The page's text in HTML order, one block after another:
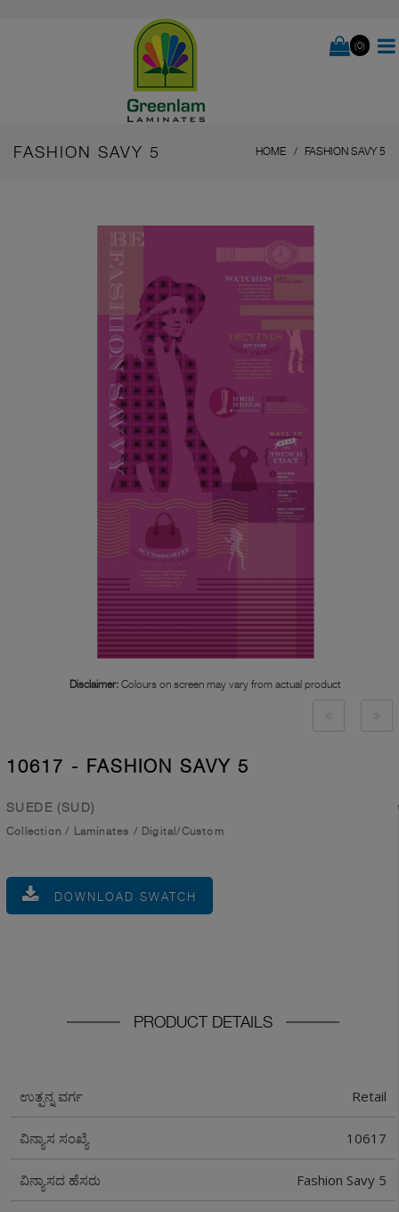
(0)
FASHION SAVY 5 HOME FASHION SAVY 5
Disclaimer: Colours on screen may vary from actual product
10617 - FASHION SAVY 5
SUEDE (SUD)
Collection / Laminates / Digital/Custom
DOWNLOAD SWATCH
PRODUCT DETAILS
ಉತ್ಪನ್ನ ವರ್ಗ Retail
ವಿನ್ಯಾಸ ಸಂಖ್ಯೆ 10617
ವಿನ್ಯಾಸದ ಹೆಸರು Fashion Savy 5